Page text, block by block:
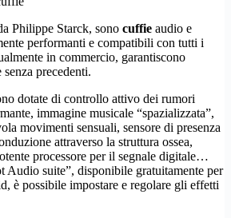
Philippe Starck, sono cuffie audio e
performanti e compatibili con tutti i
in commercio, garantiscono
senza precedenti.
dotate di controllo attivo dei rumori
immagine musicale “spazializzata”,
movimenti sensuali, sensore di presenza
attraverso la struttura ossea,
processore per il segnale digitale…
Audio suite”, disponibile gratuitamente per
è possibile impostare e regolare gli effetti